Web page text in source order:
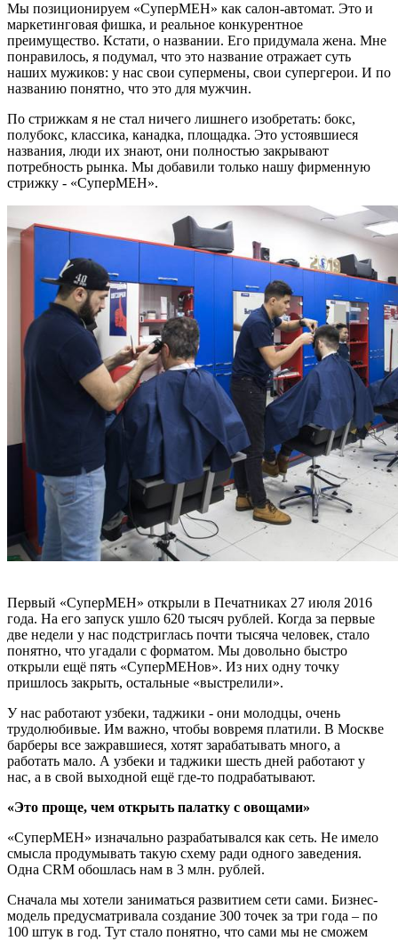
Мы позиционируем «СуперМЕН» как салон-автомат. Это и
маркетинговая фишка, и реальное конкурентное
преимущество. Кстати, о названии. Его придумала жена. Мне
понравилось, я подумал, что это название отражает суть
наших мужиков: у нас свои супермены, свои супергерои. И по
названию понятно, что это для мужчин.
По стрижкам я не стал ничего лишнего изобретать: бокс,
полубокс, классика, канадка, площадка. Это устоявшиеся
названия, люди их знают, они полностью закрывают
потребность рынка. Мы добавили только нашу фирменную
стрижку - «СуперМЕН».
Первый «СуперМЕН» открыли в Печатниках 27 июля 2016
года. На его запуск ушло 620 тысяч рублей. Когда за первые
две недели у нас подстриглась почти тысяча человек, стало
понятно, что угадали с форматом. Мы довольно быстро
открыли ещё пять «СуперМЕНов». Из них одну точку
пришлось закрыть, остальные «выстрелили».
У нас работают узбеки, таджики - они молодцы, очень
трудолюбивые. Им важно, чтобы вовремя платили. В Москве
барберы все зажравшиеся, хотят зарабатывать много, а
работать мало. А узбеки и таджики шесть дней работают у
нас, а в свой выходной ещё где-то подрабатывают.
«Это проще, чем открыть палатку с овощами»
«СуперМЕН» изначально разрабатывался как сеть. Не имело
смысла продумывать такую схему ради одного заведения.
Одна СRM обошлась нам в 3 млн. рублей.
Сначала мы хотели заниматься развитием сети сами. Бизнес-
модель предусматривала создание 300 точек за три года – по
100 штук в год. Тут стало понятно, что сами мы не сможем